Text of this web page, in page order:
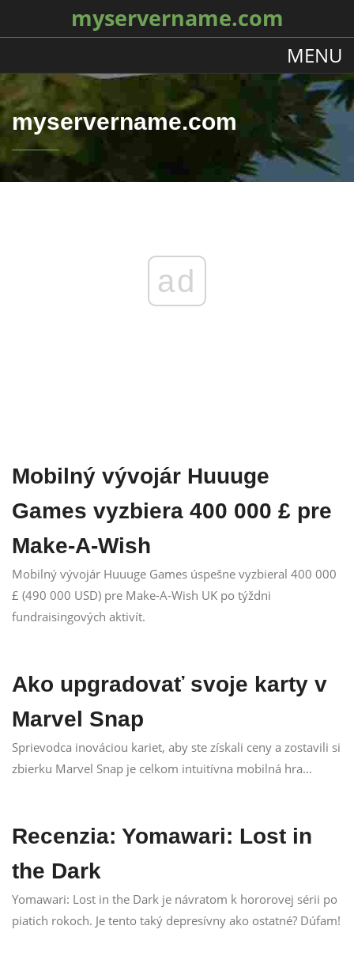
myservername.com
MENU
myservername.com
ad
Mobilný vývojár Huuuge
Games vyzbiera 400 000 £ pre
Make-A-Wish
Mobilný vývojár Huuuge Games úspešne vyzbieral 400 000
£ (490 000 USD) pre Make-A-Wish UK po týždni
fundraisingových aktivít.
Ako upgradovať svoje karty v
Marvel Snap
Sprievodca inováciou kariet, aby ste získali ceny a zostavili si
zbierku Marvel Snap je celkom intuitívna mobilná hra...
Recenzia: Yomawari: Lost in
the Dark
Yomawari: Lost in the Dark je návratom k hororovej sérii po
piatich rokoch. Je tento taký depresívny ako ostatné? Dúfam!